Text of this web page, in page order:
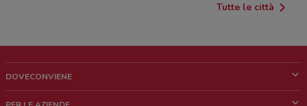
Tutte le città
DOVECONVIENE